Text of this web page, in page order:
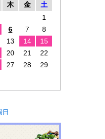
木 金
土
1
6 7
8
13 14
15
20 21
22
27 28
29